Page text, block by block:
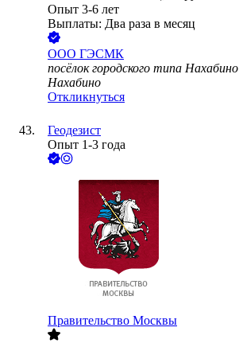
Опыт 3-6 лет
Выплаты: Два раза в месяц
ООО ГЭСМК
посёлок городского типа Нахабино
Нахабино
Откликнуться
Геодезист
Опыт 1-3 года
Правительство Москвы